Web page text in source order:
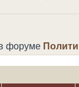
форуме